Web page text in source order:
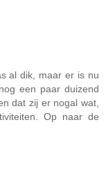
al dik, maar er is nu
een paar duizend
dat zij er nogal wat,
Op naar de